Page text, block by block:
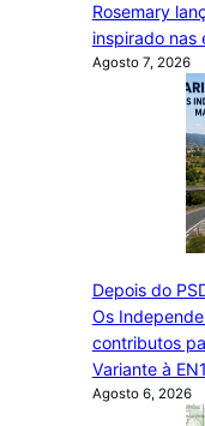
Rosemary
inspirado nas
Agosto 7, 2026
Depois do
Os
contributos
Variante à
Agosto 6, 2026